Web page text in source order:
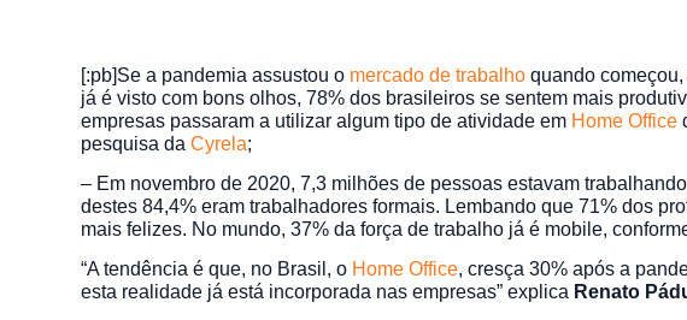
[:pb]Se a pandemia assustou o mercado de trabalho quando
já é visto com bons olhos, 78% dos brasileiros se sentem mais
empresas passaram a utilizar algum tipo de atividade em Home Office
pesquisa daCyrela;
– Em novembro de 2020, 7,3 milhões de pessoas estavam
destes 84,4% eram trabalhadores formais. Lembando que 71% dos
mais felizes. No mundo, 37% da força de trabalho já é mobile,
“A tendência é que, no Brasil, o Home Office, cresça 30% após a
esta realidade já está incorporada nas empresas” explica Renato